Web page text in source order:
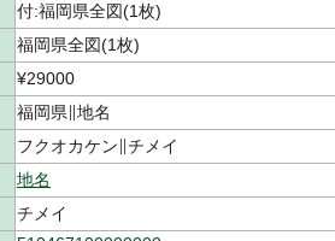
付:福岡県全図(1枚)
福岡県全図(1枚)
¥29000
福岡県∥地名
フクオカケン∥チメイ
地名
チメイ